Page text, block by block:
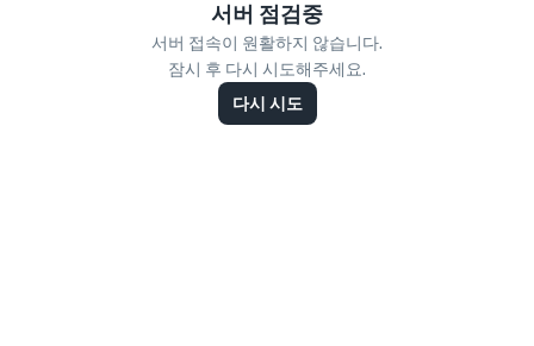
서버 점검중
서버 접속이 원활하지 않습니다.
잠시 후 다시 시도해주세요.
다시 시도